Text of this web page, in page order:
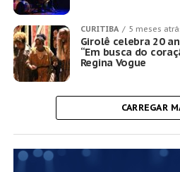
CURITIBA 5 meses
Girolê celebra 20
“Em busca do
Regina Vogue
CARREGAR